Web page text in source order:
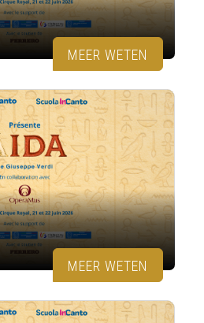
MEER WETEN
MEER WETEN